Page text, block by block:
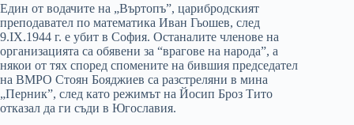
Един от водачите на „Въртопъ”, царибродският
преподавател по математика Иван Гьошев, след
9.ІХ.1944 г. е убит в София. Останалите членове на
организацията са обявени за “врагове на народа”, а
някои от тях според спомените на бившия председател
на ВМРО Стоян Бояджиев са разстреляни в мина
„Перник”, след като режимът на Йосип Броз Тито
отказал да ги съди в Югославия.